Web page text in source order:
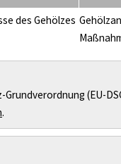
des Gehölzes
(EU-
.